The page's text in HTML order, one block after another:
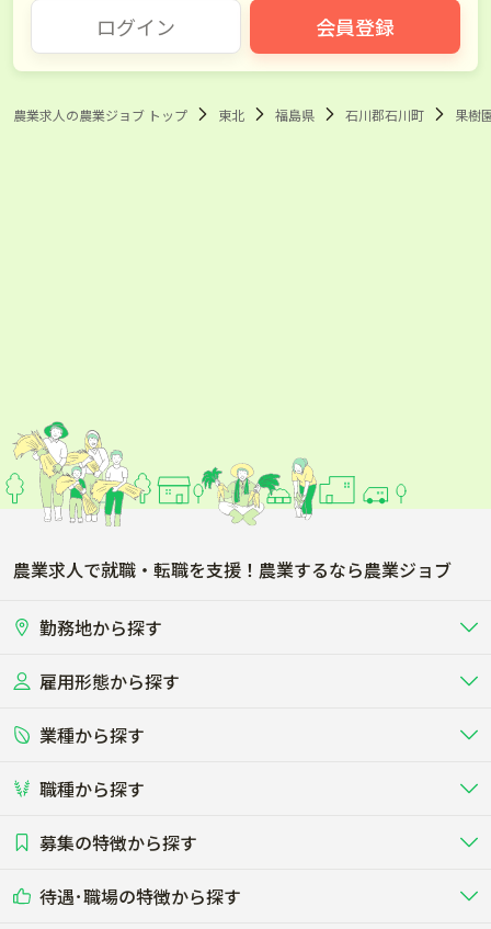
ログイン 会員登録
農業求人の農業ジョブ トップ 東北 福島県 石川郡石川町 果樹
農業求人で就職・転職を支援！農業するなら農業ジョブ
勤務地から探す
北海道
関東
東海
雇用形態から探す
正社員 バイト・アルバイト・パート
短期アルバイト
その他（独立・副業など）
業種から探す
畜産（酪農･肉牛･養豚･養鶏など）
酪農
する牧場
職種から探す
農場･牧場･現場職
専門職（獣医師･人工授精師･
募集の特徴から探す
未経験歓迎
待遇･職場の特徴から探す